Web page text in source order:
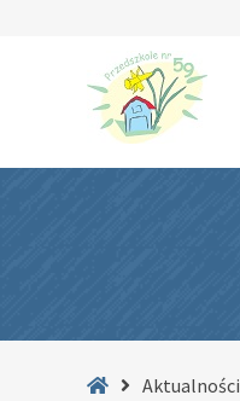
StronaAktualności